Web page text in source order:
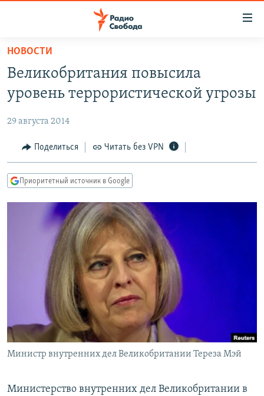
упрощенного
доступа
основному
Вернутся
главной
навигации
Вернутся
ПРОГРАММЫ
АВТОРСКИЕ ПРОЕКТЫ
ЦИТАТЫ СВОБОДЫ
МНЕНИЯ
IDEL.РЕАЛИИ
КАВКАЗ.РЕАЛИИ
СЕВЕР.РЕАЛИИ
СИБИРЬ.РЕАЛИИ
РАСПИСАНИЕ ВЕЩАНИЯ
ПОДПИШИТЕСЬ НА РАССЫЛКУ
СОЦИАЛЬНЫЕ СЕТИ
НОВОСТИ
Великобритания повысила
уровень террористической угрозы
29 августа 2014
Поделиться Читать без VPN
Приоритетный источник в Google
Министр внутренних дел Великобритании Тереза Мэй
Министерство внутренних дел Великобритании в